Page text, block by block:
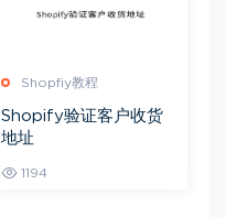
Shopfiy教程
Shopify验证客户收货
地址
1194